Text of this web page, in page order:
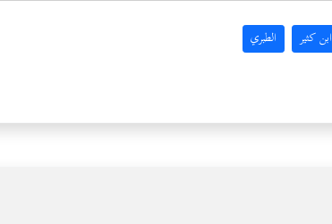
ابن كثير الطبري